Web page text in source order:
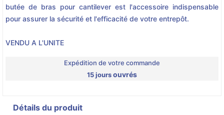
butée de bras pour cantilever est l'accessoire indispensable
pour assurer la sécurité et l'efficacité de votre entrepôt.
VENDU A L'UNITE
Expédition de votre commande
15 joursouvrés
Détails du produit